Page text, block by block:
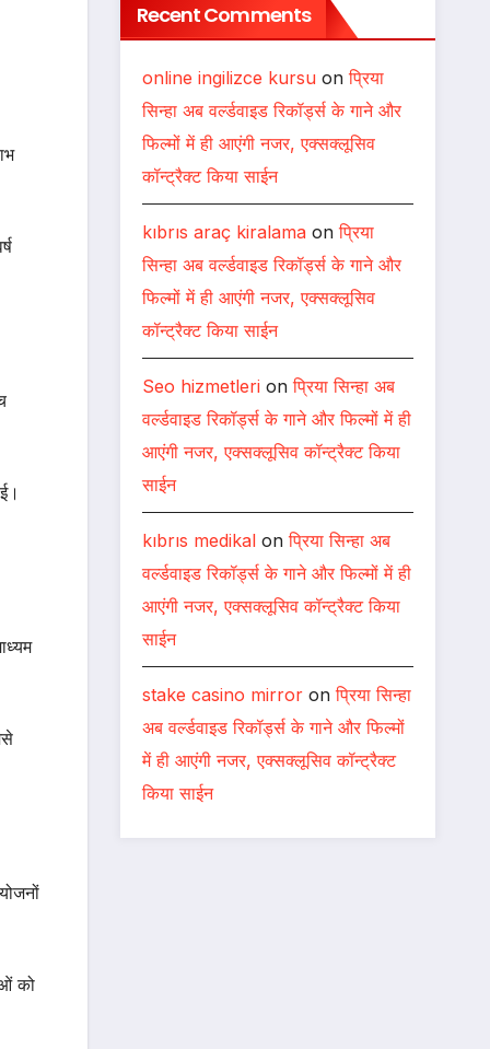
को
Recent Comments
online ingilizce kursuonप्रिया
सिन्हा अब वर्ल्डवाइड रिकॉर्ड्स के गाने और
फिल्मों में ही आएंगी नजर, एक्सक्लूसिव
कॉन्ट्रैक्ट किया साईन
kıbrıs araç kiralamaonप्रिया
सिन्हा अब वर्ल्डवाइड रिकॉर्ड्स के गाने और
फिल्मों में ही आएंगी नजर, एक्सक्लूसिव
कॉन्ट्रैक्ट किया साईन
Seo hizmetlerionप्रिया सिन्हा अब
वर्ल्डवाइड रिकॉर्ड्स के गाने और फिल्मों में ही
आएंगी नजर, एक्सक्लूसिव कॉन्ट्रैक्ट किया
साईन
kıbrıs medikalonप्रिया सिन्हा अब
वर्ल्डवाइड रिकॉर्ड्स के गाने और फिल्मों में ही
आएंगी नजर, एक्सक्लूसिव कॉन्ट्रैक्ट किया
साईन
stake casino mirroronप्रिया सिन्हा
अब वर्ल्डवाइड रिकॉर्ड्स के गाने और फिल्मों
में ही आएंगी नजर, एक्सक्लूसिव कॉन्ट्रैक्ट
किया साईन